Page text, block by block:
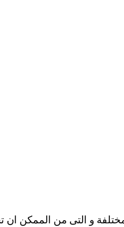
و التى من الممكن